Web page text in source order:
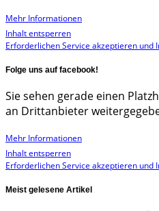
Mehr Informationen
Inhalt entsperren
Erforderlichen Service akzeptieren und
Folge uns auf facebook!
Sie sehen gerade einen
an Drittanbieter
Mehr Informationen
Inhalt entsperren
Erforderlichen Service akzeptieren und
Meist gelesene Artikel